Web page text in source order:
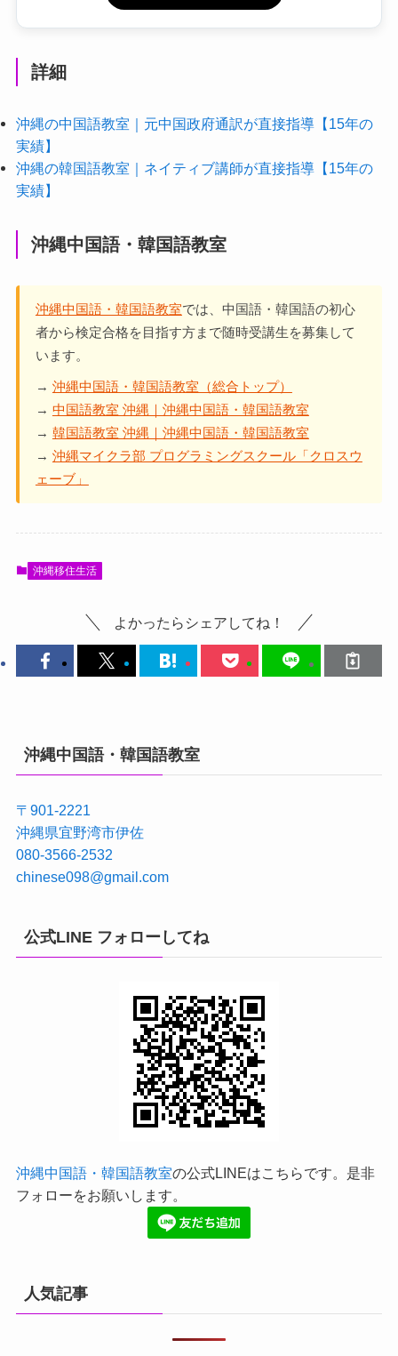
詳細
沖縄の中国語教室｜元中国政府通訳が直接指導【15年の
実績】
沖縄の韓国語教室｜ネイティブ講師が直接指導【15年の
実績】
沖縄中国語・韓国語教室
沖縄中国語・韓国語教室では、中国語・韓国語の初心
者から検定合格を目指す方まで随時受講生を募集して
います。
→ 沖縄中国語・韓国語教室（総合トップ）
→ 中国語教室 沖縄｜沖縄中国語・韓国語教室
→ 韓国語教室 沖縄｜沖縄中国語・韓国語教室
→ 沖縄マイクラ部 プログラミングスクール「クロスウ
ェーブ」
沖縄移住生活
よかったらシェアしてね！
沖縄中国語・韓国語教室
〒901-2221
沖縄県宜野湾市伊佐
080-3566-2532
chinese098@gmail.com
公式LINE フォローしてね
沖縄中国語・韓国語教室の公式LINEはこちらです。是非
フォローをお願いします。
人気記事